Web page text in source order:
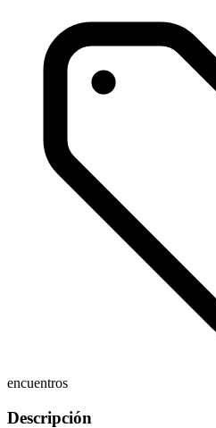
encuentros
Descripción